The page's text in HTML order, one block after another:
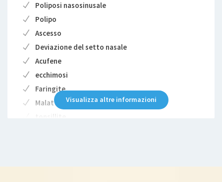
Poliposi nasosinusale
Polipo
Ascesso
Deviazione del setto nasale
Acufene
ecchimosi
Faringite
Malattia congenitaVisualizza altre informazioni